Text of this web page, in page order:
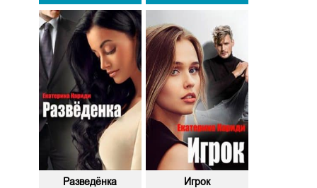
Разведёнка Игрок